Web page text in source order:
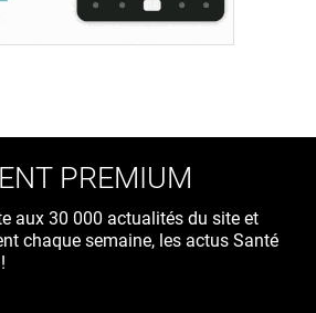
PREMIUM
aux 30 000 actualités du site et
chaque semaine, les actus Santé